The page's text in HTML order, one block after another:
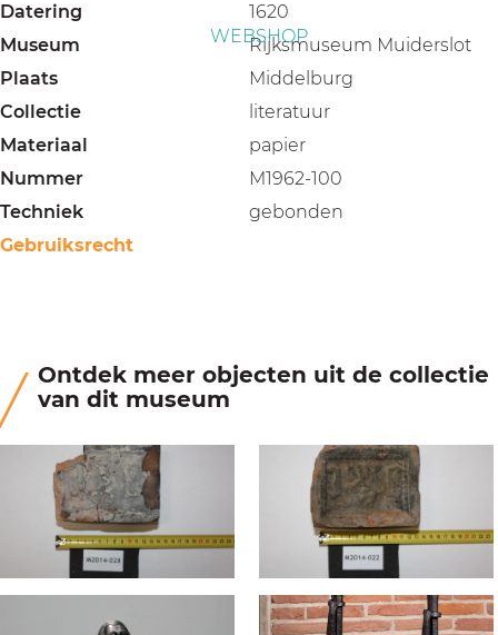
WEBSHOP
Datering
1620
Museum
Rijksmuseum Muiderslot
Plaats
Middelburg
Collectie
literatuur
Materiaal
papier
Nummer
M1962-100
Techniek
gebonden
Gebruiksrecht
Ontdek meer objecten uit de collectie
van dit museum